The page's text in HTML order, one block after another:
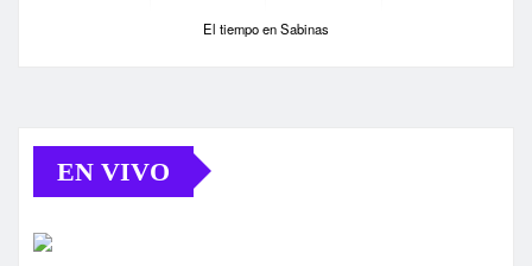
El tiempo en Sabinas
EN VIVO